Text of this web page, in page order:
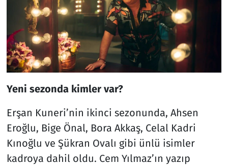
Yeni sezonda kimler var?
Erşan Kuneri’nin ikinci sezonunda, Ahsen
Eroğlu, Bige Önal, Bora Akkaş, Celal Kadri
Kınoğlu ve Şükran Ovalı gibi ünlü isimler
kadroya dahil oldu. Cem Yılmaz’ın yazıp